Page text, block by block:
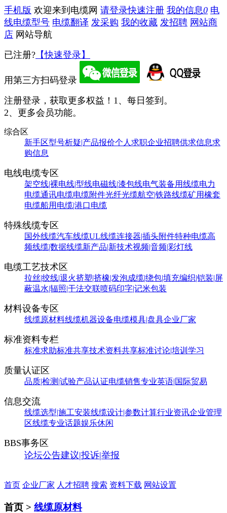
手机版 欢迎来到电缆网 请登录快速注册 我的信息0 电
线电缆型号 电缆翻译 发采购 我的收藏 发招聘 网站商
店 网站导航
已注册? 【快速登录】
用第三方扫码登录
注册登录，获取更多权益！ 1、每日签到。
2、更多会员功能。
综合区
新手区型号析疑|产品报价个人求职企业招聘供求信息求
购信息
电线电缆专区
架空线|裸电线|型线电磁线|漆包线电气装备用线缆电力
电缆通讯电缆电缆附件光纤光缆航空|铁路线缆矿用橡套
电缆船用电缆|港口电缆
特殊线缆专区
国外线缆汽车线缆UL线缆连接器|插头附件特种电缆高
频线缆|数据线缆新产品|新技术视频|音频|彩灯线
电缆工艺技术区
拉丝|绞线|退火挤塑|挤橡|发泡成缆|绕包|填充编织|铠装|屏
蔽温水|辐照|干法交联喷码印字|记米包装
材料设备专区
线缆原材料线缆机器设备电缆模具|盘具企业厂家
标准资料专栏
标准求助标准共享技术资料共享标准讨论|培训学习
质量认证区
品质|检测|试验产品认证电缆销售专业英语|国际贸易
信息交流
线缆选型|施工安装线缆设计|参数计算行业资讯企业管理
区线缆专业话题娱乐休闲
BBS事务区
论坛公告建议|投诉|举报
首页 企业厂家 人才招聘 搜索 资料下载 网站设置
首页 > 线缆原材料